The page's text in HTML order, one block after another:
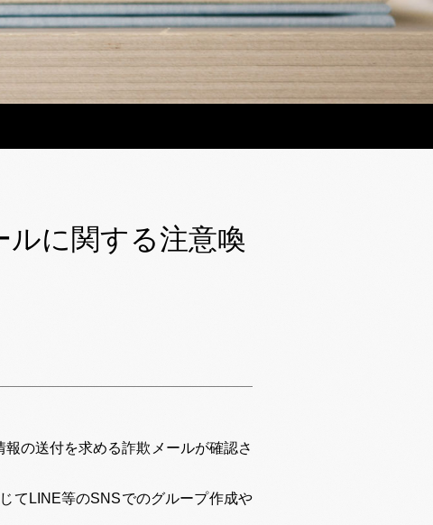
ルに関する注意喚
の送付を求める詐欺メールが確認さ
てLINE等のSNSでのグループ作成や